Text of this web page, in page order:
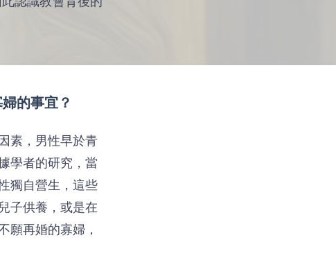
的事宜？
素，男性早於青
學者的研究，當
獨自營生，這些
子供養，或是在
願再婚的寡婦，